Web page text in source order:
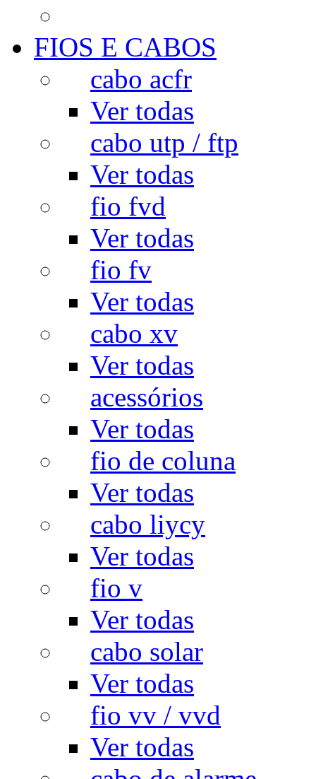
FIOS E CABOS
cabo acfr
Ver todas
cabo utp / ftp
Ver todas
fio fvd
Ver todas
fio fv
Ver todas
cabo xv
Ver todas
acessórios
Ver todas
fio de coluna
Ver todas
cabo liycy
Ver todas
fio v
Ver todas
cabo solar
Ver todas
fio vv / vvd
Ver todas